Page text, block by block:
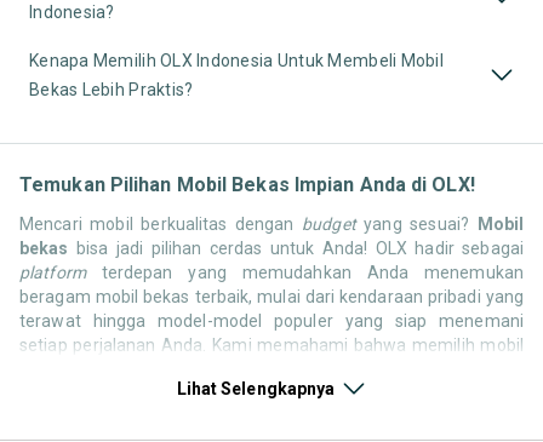
Indonesia?
Kenapa Memilih OLX Indonesia Untuk Membeli Mobil
Bekas Lebih Praktis?
Temukan Pilihan Mobil Bekas Impian Anda di OLX!
Mencari mobil berkualitas dengan budgetyang sesuai? Mobil
bekas bisa jadi pilihan cerdas untuk Anda! OLX hadir sebagai
platformterdepan yang memudahkan Anda menemukan
beragam mobil bekas terbaik, mulai dari kendaraan pribadi yang
terawat hingga model-model populer yang siap menemani
setiap perjalanan Anda. Kami memahami bahwa memilih mobil
ribuan daftar dari penjual terpercaya di seluruh Indonesia.
Lihat Selengkapnya